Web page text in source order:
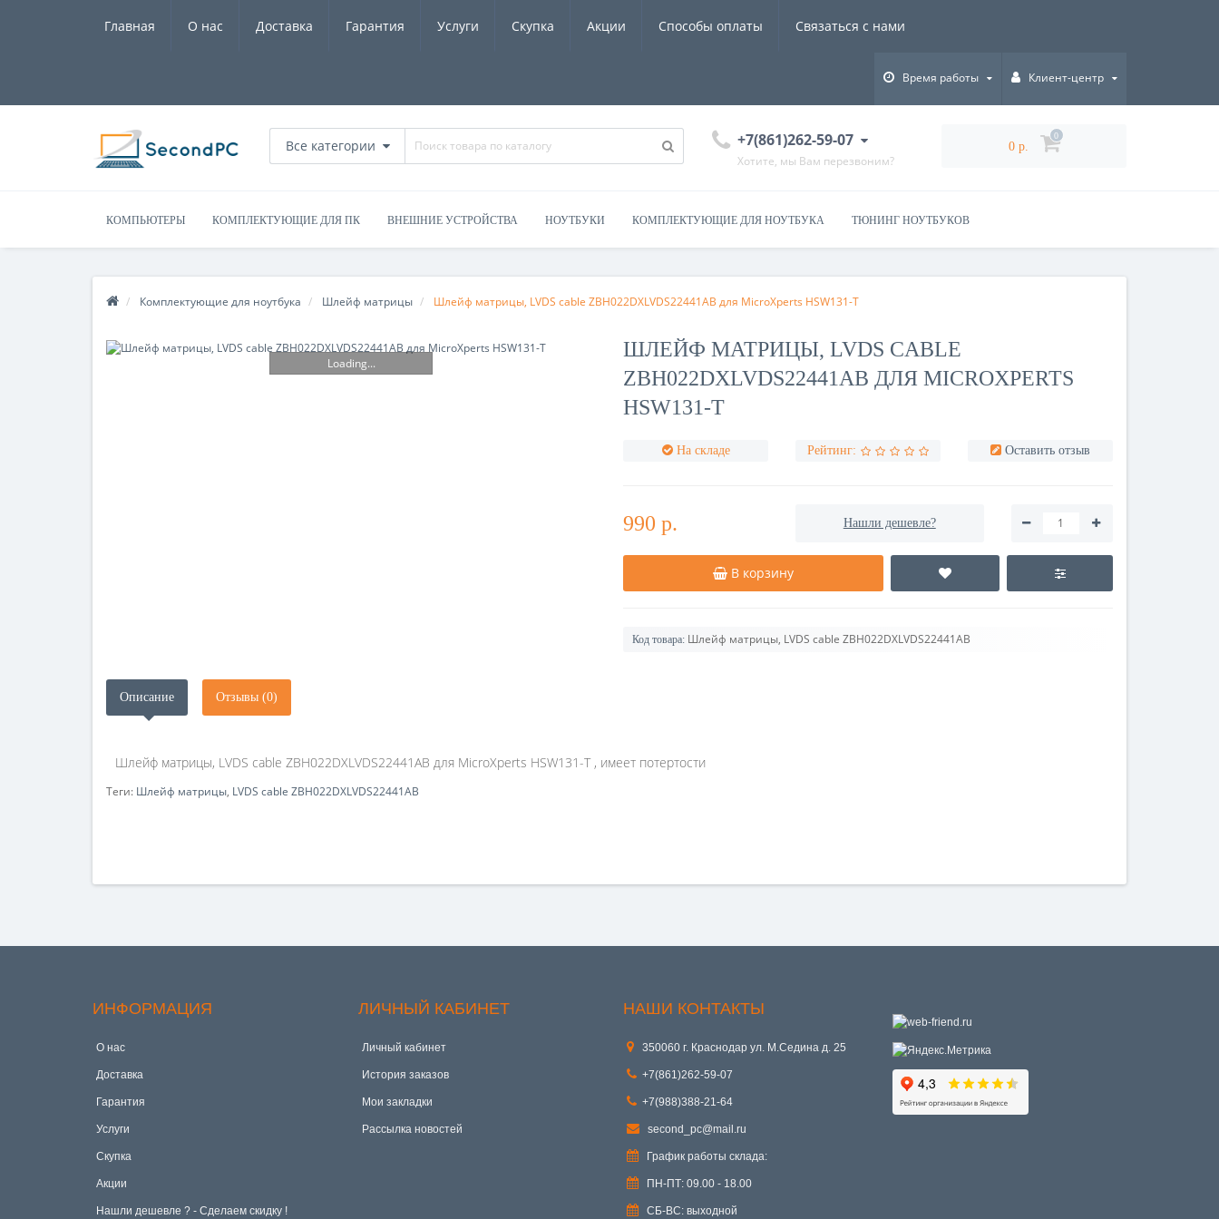
Главная О нас Доставка Гарантия Услуги Скупка Акции Способы оплаты Связаться с нами
Время работы Клиент-центр
Все категории +7(861)262-59-07
Хотите, мы Вам перезвоним?
0 р.
0
КОМПЬЮТЕРЫ КОМПЛЕКТУЮЩИЕ ДЛЯ ПК ВНЕШНИЕ УСТРОЙСТВА НОУТБУКИ КОМПЛЕКТУЮЩИЕ ДЛЯ НОУТБУКА ТЮНИНГ НОУТБУКОВ
Комплектующие для ноутбука Шлейф матрицы Шлейф матрицы, LVDS cable ZBH022DXLVDS22441AB для MicroXperts HSW131-T
Loading...
ШЛЕЙФ МАТРИЦЫ, LVDS CABLE
ZBH022DXLVDS22441AB ДЛЯ MICROXPERTS
HSW131-T
На складе Рейтинг: Оставить отзыв
990 р. Нашли дешевле?
В корзину
Код товара: Шлейф матрицы, LVDS cable ZBH022DXLVDS22441AB
Описание Отзывы (0)
Шлейф матрицы, LVDS cable ZBH022DXLVDS22441AB для MicroXperts HSW131-T , имеет потертости
Теги: Шлейф матрицы, LVDS cable ZBH022DXLVDS22441AB
ИНФОРМАЦИЯ
О нас
Доставка
Гарантия
Услуги
Скупка
Акции
Hашли дешевле ? - Сделаем скидку !
ЛИЧНЫЙ КАБИНЕТ
Личный кабинет
История заказов
Мои закладки
Рассылка новостей
НАШИ КОНТАКТЫ
350060 г. Краснодар ул. М.Седина д. 25
+7(861)262-59-07
+7(988)388-21-64
second_pc@mail.ru
График работы склада:
ПН-ПТ: 09.00 - 18.00
СБ-ВС: выходной